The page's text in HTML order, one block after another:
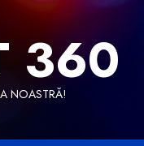
360
NOASTRĂ!